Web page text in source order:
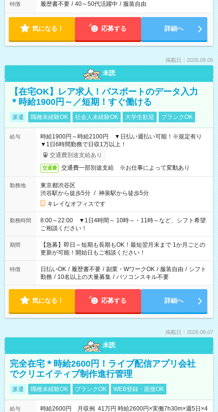
特徴 履歴書不要 / 40～50代活躍中 / 服装自由
気になる！ 応募する 詳細へ
掲載日：2026.08.05
未読
【在宅OK】レア求人！パスポートのデータ入力
＊時給1900円～／短期！すぐ働ける
派遣 職種未経験OK 社会人未経験OK 大学生歓迎 ブランクOK
給与
時給1900円～時給2100円 ▼日払い週払い可能！※規定有り
▼1日6時間勤務で日収1万以上！
交通費別途支給あり
交通費 交通費一部別途支給 ※お仕事によって変動あり
勤務地
東京都渋谷区
渋谷駅から徒歩5分 / 神泉駅から徒歩5分
キレイなオフィスです
勤務時間
8:00～22:00 ▼1日4時間～ 10時～・11時～など、シフト希望
ご相談ください！
期間
【急募】即日～短期も長期もOK！最短翌月末まで 1か月ごとの
更新が可能！開始日もご相談ください！
特徴 日払いOK / 履歴書不要 / 副業・WワークOK / 服装自由 / シフト
勤務 / 10名以上の大量募集 / パソコンスキル不要
気になる！ 応募する 詳細へ
掲載日：2026.08.07
未読
完全在宅＊時給2600円！ライブ配信アプリ会社
でクリエイティブ制作進行管理
派遣 職種未経験OK ブランクOK WEB登録・面接OK
給与 時給2600円 月収例 41万円 時給2600円×実働7h30m×週5日×4